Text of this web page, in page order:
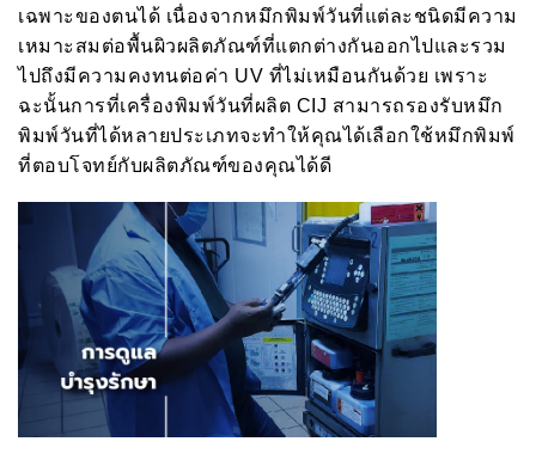
เฉพาะของตนได้ เนื่องจากหมึกพิมพ์วันที่แต่ละชนิดมีความ
เหมาะสมต่อพื้นผิวผลิตภัณฑ์ที่แตกต่างกันออกไปและรวม
ไปถึงมีความคงทนต่อค่า UV ที่ไม่เหมือนกันด้วย เพราะ
ฉะนั้นการที่เครื่องพิมพ์วันที่ผลิต CIJ สามารถรองรับหมึก
พิมพ์วันที่ได้หลายประเภทจะทำให้คุณได้เลือกใช้หมึกพิมพ์
ที่ตอบโจทย์กับผลิตภัณฑ์ของคุณได้ดี